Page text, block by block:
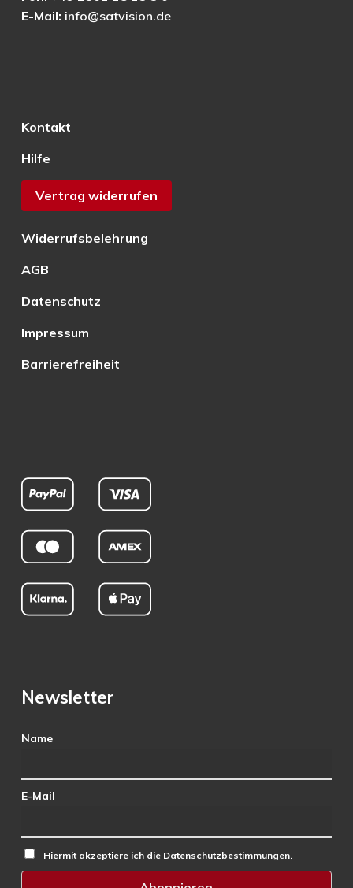
E-Mail: info@satvision.de
Kontakt
Hilfe
Vertrag widerrufen
Widerrufsbelehrung
AGB
Datenschutz
Impressum
Barrierefreiheit
Newsletter
Name
E-Mail
Hiermit akzeptiere ich die Datenschutzbestimmungen.